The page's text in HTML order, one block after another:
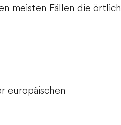
meisten Fällen die örtlich
europäischen